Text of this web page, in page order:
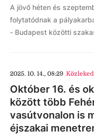
A jövő héten és
folytatódnak a
- Budapest közötti
2025. 10. 14., 08:29
Október 16. és
között több
vasútvonalon is
éjszakai